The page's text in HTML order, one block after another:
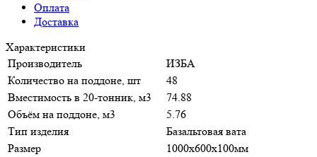
Оплата
Доставка
Характеристики
Производитель
ИЗБА
Количество на поддоне, шт
48
Вместимость в 20-тонник, м3
74.88
Объём на поддоне, м3
5.76
Тип изделия
Базальтовая вата
Размер
1000х600х100мм